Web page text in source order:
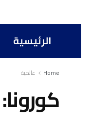
الرئيسية
Home عالمية